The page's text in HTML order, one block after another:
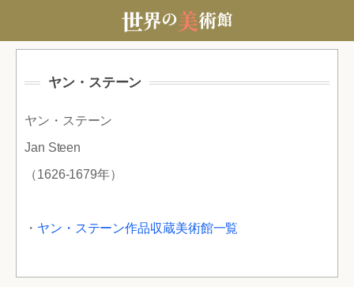
ヤン・ステーン
ヤン・ステーン
Jan Steen
（1626-1679年）
・ ヤン・ステーン作品収蔵美術館一覧